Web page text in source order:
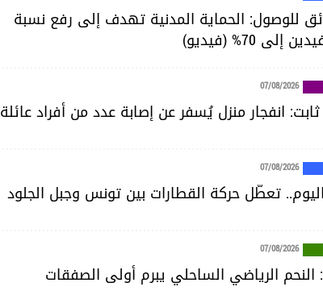
للوصول: الحماية المدنية تهدف إلى رفع نسبة
70% (فيديو)
07/08/2026
انفجار منزل يُسفر عن إصابة عدد من أفراد عائلة
07/08/2026
تعطّل حركة القطارات بين تونس وجبل الجلود
07/08/2026
النحم الرياضي الساحلي يبرم أولى الصفقات